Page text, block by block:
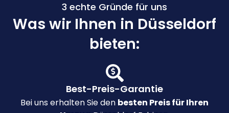
3 echte Gründe für uns
Was wir Ihnen in Düsseldorf
bieten:
Best-Preis-Garantie
Bei uns erhalten Sie den besten Preis für Ihren